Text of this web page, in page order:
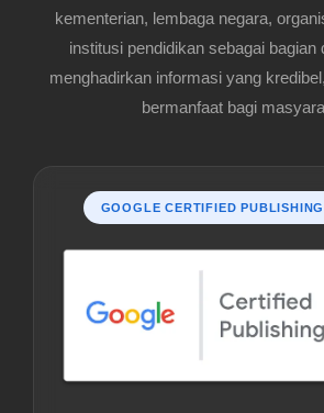
kementerian, lembaga negara,
institusi pendidikan sebagai bagian
menghadirkan informasi yang
bermanfaat bagi
GOOGLE CERTIFIED